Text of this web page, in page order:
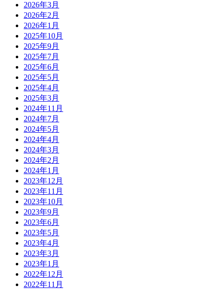
2026年3月
2026年2月
2026年1月
2025年10月
2025年9月
2025年7月
2025年6月
2025年5月
2025年4月
2025年3月
2024年11月
2024年7月
2024年5月
2024年4月
2024年3月
2024年2月
2024年1月
2023年12月
2023年11月
2023年10月
2023年9月
2023年6月
2023年5月
2023年4月
2023年3月
2023年1月
2022年12月
2022年11月